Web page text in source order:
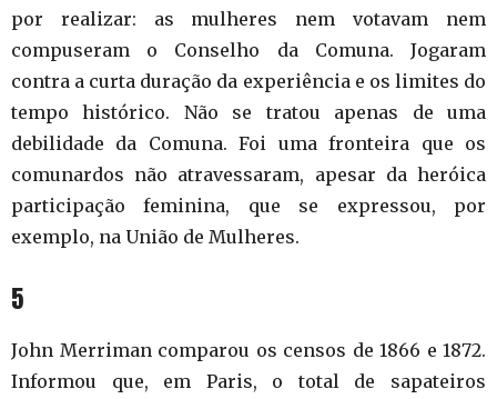
por realizar: as mulheres nem votavam nem
compuseram o Conselho da Comuna. Jogaram
contra a curta duração da experiência e os limites do
tempo histórico. Não se tratou apenas de uma
debilidade da Comuna. Foi uma fronteira que os
comunardos não atravessaram, apesar da heróica
participação feminina, que se expressou, por
exemplo, na União de Mulheres.
5
John Merriman comparou os censos de 1866 e 1872.
Informou que, em Paris, o total de sapateiros